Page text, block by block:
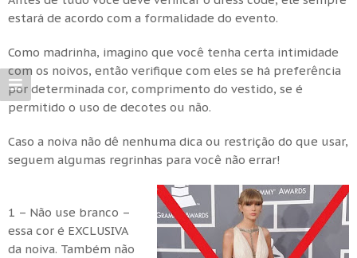
estará de acordo com a formalidade do evento.
Como madrinha, imagino que você tenha certa intimidade
com os noivos, então verifique com eles se há preferência
por determinada cor, comprimento do vestido, se é
permitido o uso de decotes ou não.
Caso a noiva não dê nenhuma dica ou restrição do que usar,
seguem algumas regrinhas para você não errar!
1 – Não use branco –
essa cor é EXCLUSIVA
da noiva. Também não